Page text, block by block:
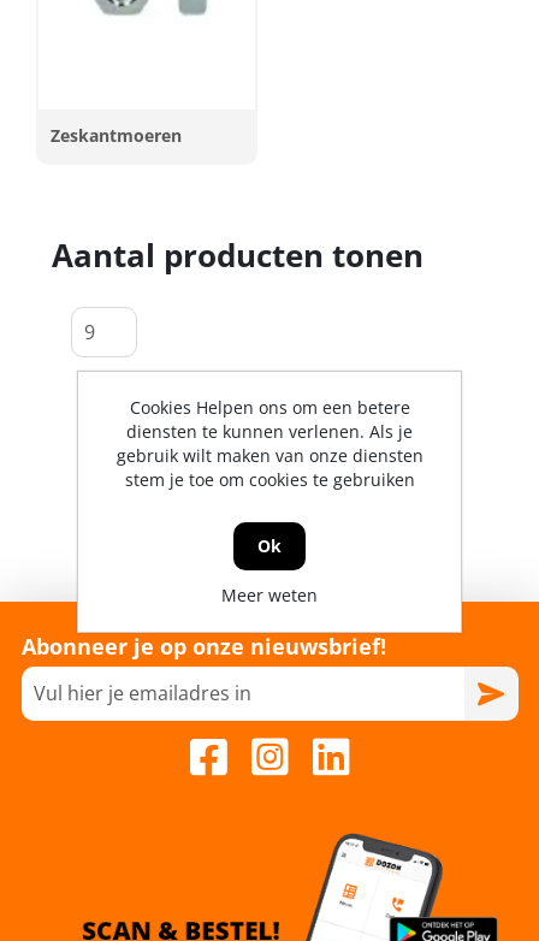
Zeskantmoeren
Aantal producten tonen
Abonneer je op onze nieuwsbrief!
Cookies Helpen ons om een betere
diensten te kunnen verlenen. Als je
gebruik wilt maken van onze diensten
stem je toe om cookies te gebruiken
Ok
Meer weten